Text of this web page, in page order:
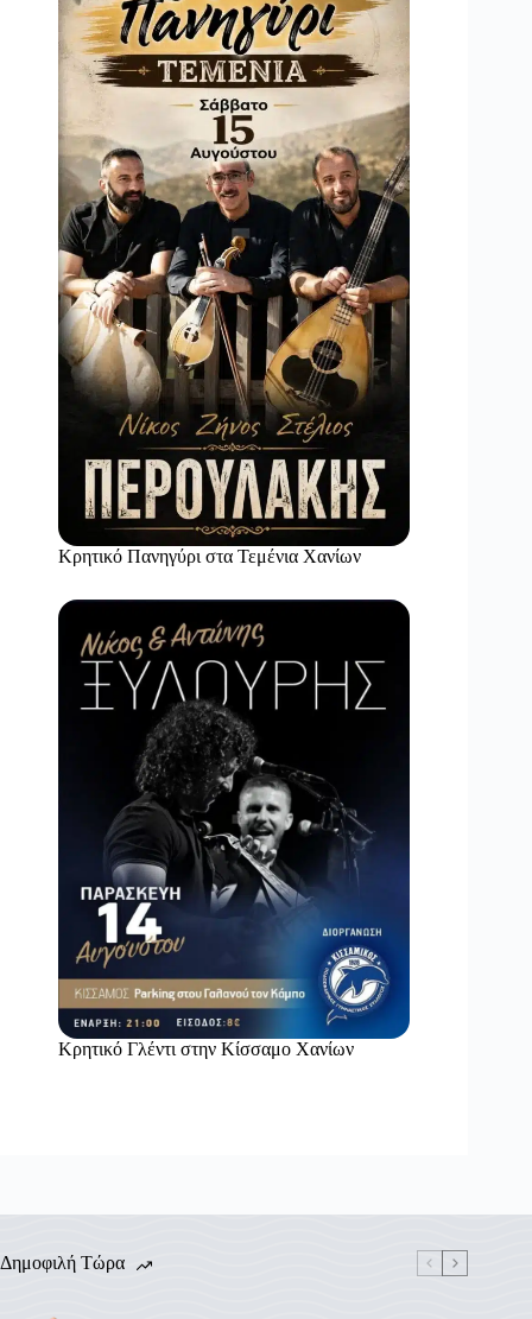
Κρητικό Πανηγύρι στα Τεμένια Χανίων
Κρητικό Γλέντι στην Κίσσαμο Χανίων
Δημοφιλή Τώρα